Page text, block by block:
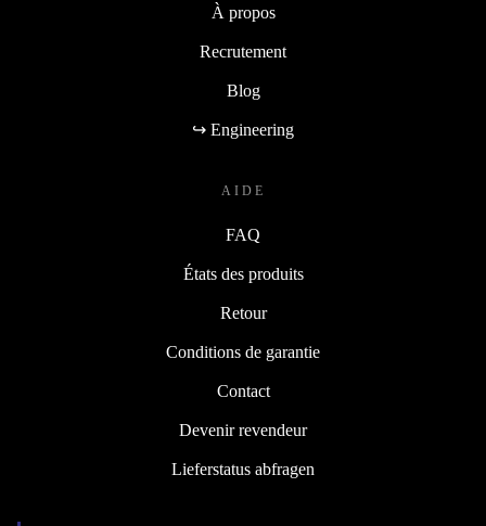
À propos
Recrutement
Blog
↪ Engineering
AIDE
FAQ
États des produits
Retour
Conditions de garantie
Contact
Devenir revendeur
Lieferstatus abfragen